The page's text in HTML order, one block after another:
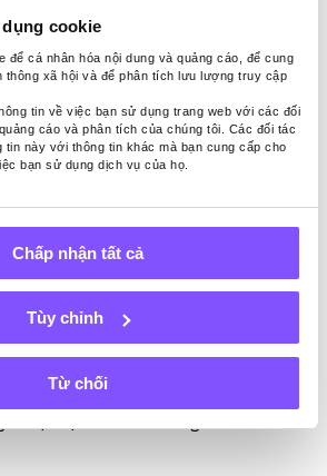
cookie
để cá nhân hóa nội dung và quảng cáo, để cung
thông xã hội và để phân tích lưu lượng truy cập
tin về việc bạn sử dụng trang web với các đối
cáo và phân tích của chúng tôi. Các đối tác
tin này với thông tin khác mà bạn cung cấp cho
bạn sử dụng dịch vụ của họ.
Chấp nhận tất cả
Tùy chỉnh
Từ chối
ra cách bạn muốn giúp sức
của mình. Những người học
người tham gia các
có thể thấy danh sách này rất
có thể biết những điều nên
– chúng tôi hiểu điều đó.
một số suy nghĩ là điều cần
bạn đặt mọi thứ lên một tờ
đầu nhận ra điều gì hiệu quả
Hiểu được điều này khá
chỉ là những đốm nhỏ của
đại học thỉnh thoảng của